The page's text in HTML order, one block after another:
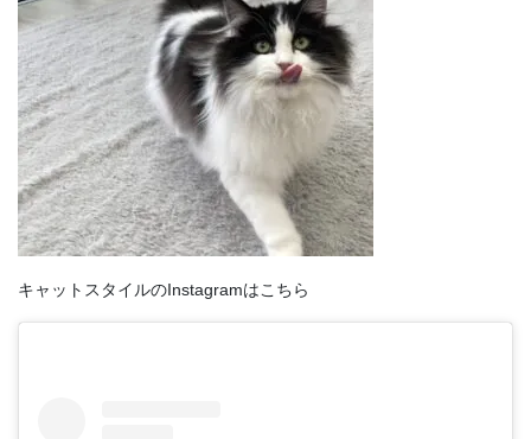
キャットスタイルのInstagramはこちら